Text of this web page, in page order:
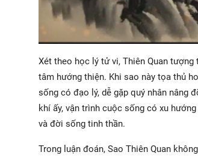
Xét theo học lý tử vi, Thiên Quan
tâm hướng thiện. Khi sao này tọa thủ
sống có đạo lý, dễ gặp quý nhân nâng
khí ấy, vận trình cuộc sống có xu
và đời sống tinh thần.
Trong luận đoán, Sao Thiên Quan